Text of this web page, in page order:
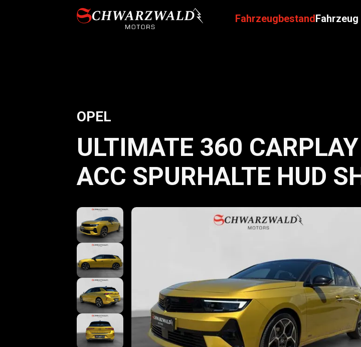
Fahrzeugbestand
OPEL
ULTIMATE 360
ACC SPURHALTE HUD